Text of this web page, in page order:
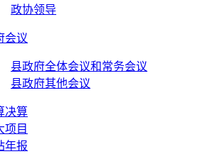
政协领导
会议
县政府全体会议和常务会议
县政府其他会议
决算
项目
年报